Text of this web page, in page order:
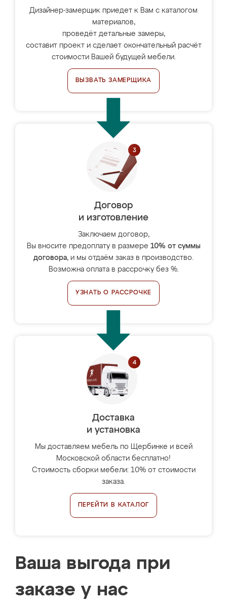
Дизайнер-замерщик приедет к Вам с каталогом
материалов,
проведёт детальные замеры,
составит проект и сделает окончательный расчёт
стоимости Вашей будущей мебели.
ВЫЗВАТЬ ЗАМЕРЩИКА
Договор
и изготовление
Заключаем договор,
Вы вносите предоплату в размере 10% от суммы
договора, и мы отдаём заказ в производство.
Возможна оплата в рассрочку без %.
УЗНАТЬ О РАССРОЧКЕ
Доставка
и установка
Мы доставляем мебель по Щербинке и всей
Московской области бесплатно!
Стоимость сборки мебели: 10% от стоимости
заказа.
ПЕРЕЙТИ В КАТАЛОГ
Ваша выгода при
заказе у нас